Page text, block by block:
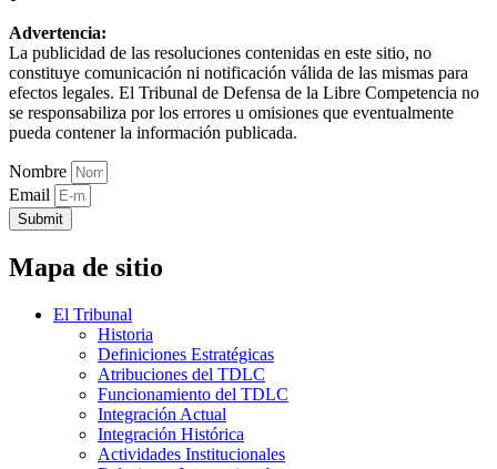
Advertencia:
La publicidad de las resoluciones contenidas en este sitio, no
constituye comunicación ni notificación válida de las mismas para
efectos legales. El Tribunal de Defensa de la Libre Competencia no
se responsabiliza por los errores u omisiones que eventualmente
pueda contener la información publicada.
Nombre
Email
Submit
Mapa de sitio
El Tribunal
Historia
Definiciones Estratégicas
Atribuciones del TDLC
Funcionamiento del TDLC
Integración Actual
Integración Histórica
Actividades Institucionales